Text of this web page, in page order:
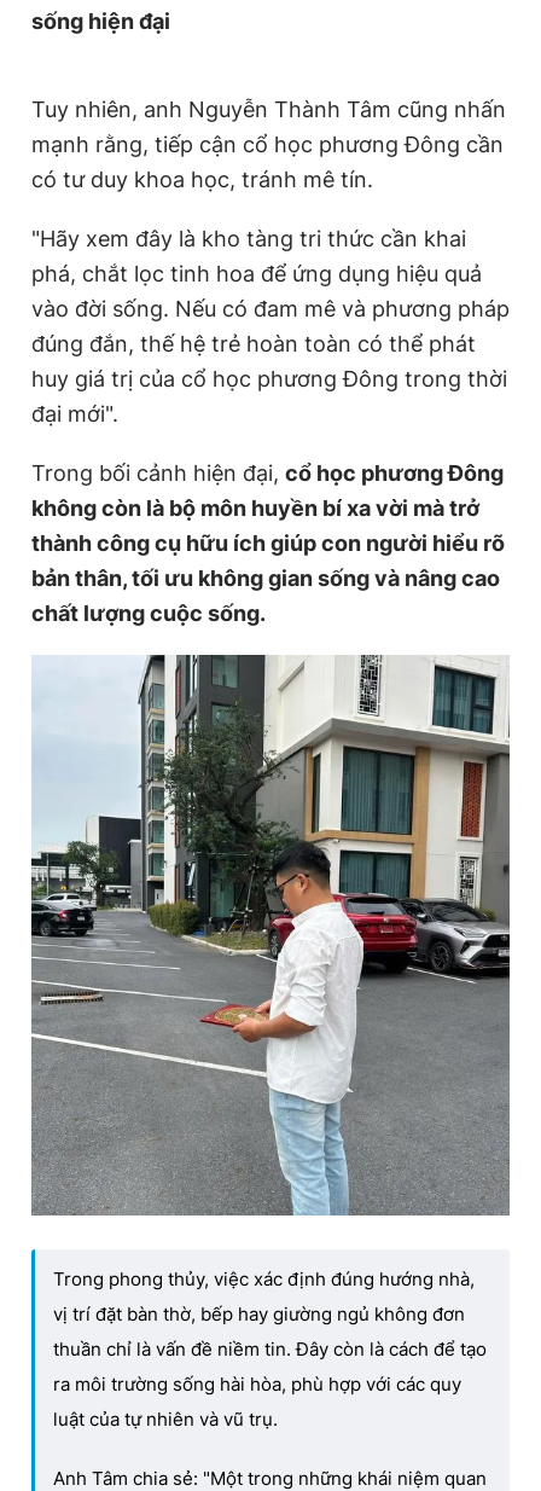
sống hiện đại
Tuy nhiên, anh Nguyễn Thành Tâm cũng nhấn
mạnh rằng, tiếp cận cổ học phương Đông cần
có tư duy khoa học, tránh mê tín.
"Hãy xem đây là kho tàng tri thức cần khai
phá, chắt lọc tinh hoa để ứng dụng hiệu quả
vào đời sống. Nếu có đam mê và phương pháp
đúng đắn, thế hệ trẻ hoàn toàn có thể phát
huy giá trị của cổ học phương Đông trong thời
đại mới".
Trong bối cảnh hiện đại, cổ học phương Đông
không còn là bộ môn huyền bí xa vời mà trở
thành công cụ hữu ích giúp con người hiểu rõ
bản thân, tối ưu không gian sống và nâng cao
chất lượng cuộc sống.
Trong phong thủy, việc xác định đúng hướng nhà,
vị trí đặt bàn thờ, bếp hay giường ngủ không đơn
thuần chỉ là vấn đề niềm tin. Đây còn là cách để tạo
ra môi trường sống hài hòa, phù hợp với các quy
luật của tự nhiên và vũ trụ.
Anh Tâm chia sẻ: "Một trong những khái niệm quan